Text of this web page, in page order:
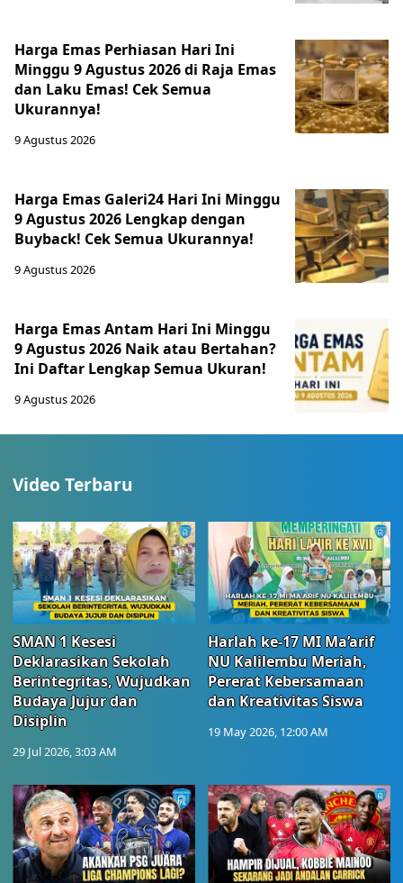
Harga Emas Perhiasan Hari Ini
Minggu 9 Agustus 2026 di Raja Emas
dan Laku Emas! Cek Semua
Ukurannya!
9 Agustus 2026
Harga Emas Galeri24 Hari Ini Minggu
9 Agustus 2026 Lengkap dengan
Buyback! Cek Semua Ukurannya!
9 Agustus 2026
Harga Emas Antam Hari Ini Minggu
9 Agustus 2026 Naik atau Bertahan?
Ini Daftar Lengkap Semua Ukuran!
9 Agustus 2026
Video Terbaru
SMAN 1 Kesesi
Deklarasikan Sekolah
Berintegritas, Wujudkan
Budaya Jujur dan
Disiplin
29 Jul 2026, 3:03 AM
Harlah ke-17 MI Ma’arif
NU Kalilembu Meriah,
Pererat Kebersamaan
dan Kreativitas Siswa
19 May 2026, 12:00 AM